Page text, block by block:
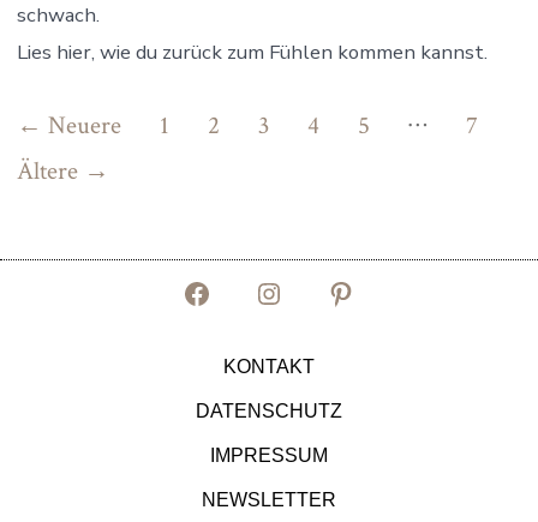
schwach.
Lies hier, wie du zurück zum Fühlen kommen kannst.
Seitennummerierung
Beiträge
← Neuere 1 2 3 4 5 …
7
Ältere →
Facebook
Tab
öffnen
Instagram
Tab
öffnen
Tab
KONTAKT
DATENSCHUTZ
IMPRESSUM
NEWSLETTER